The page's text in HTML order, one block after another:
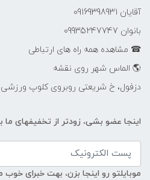
آقایان 09169398931
بانوان 09935247747
☎ مشاهده همه راه های ارتباطی
🌎 الماس شهر روی نقشه
دزفول، خ شریعتی روبروی کلوپ ورزشی
اینجا عضو بشی، زودتر از تخفیفهای
موبایلتو رو اینجا بزن، بهت خبرای خوب